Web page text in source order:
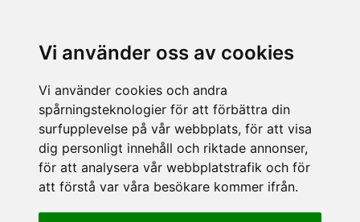
Vi använder oss av cookies
Vi använder cookies och andra
spårningsteknologier för att förbättra din
surfupplevelse på vår webbplats, för att visa
dig personligt innehåll och riktade annonser,
för att analysera vår webbplatstrafik och för
att förstå var våra besökare kommer ifrån.